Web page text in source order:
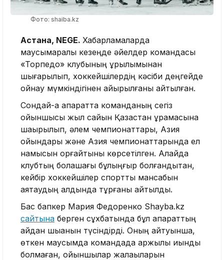
Фото: shaiba.kz
Астана, NEGE. Хабарламаларда
маусымаралық кезеңде әйелдер командасы
«Торпедо» клубының құрылымынан
шығарылып, хоккейшілердің кәсіби деңгейде
ойнау мүмкіндігінен айырылғаны айтылған.
Сондай-ақ ақпаратта команданың сегіз
ойыншысы жыл сайын Қазақстан құрамасына
шақырылып, әлем чемпионаттары, Азия
ойындары және Азия чемпионаттарында ел
намысын қорғайтыны көрсетілген. Алайда
клубтың болашағы бұлыңғыр болғандықтан,
кейбір хоккейшілер спорттық мансабын
аяқтаудың алдында тұрғаны айтылды.
Бас бапкер Мария Федоренко Shayba.kz
сайтына берген сұхбатында бұл ақпараттың
қайдан шыққанын түсіндірді. Оның айтуынша,
өткен маусымда командада қаржылық қиындық
болмаған, ойыншылар жалақыларын